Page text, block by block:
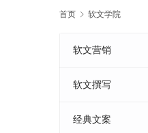
首页 软文学院
软文营销
软文撰写
经典文案